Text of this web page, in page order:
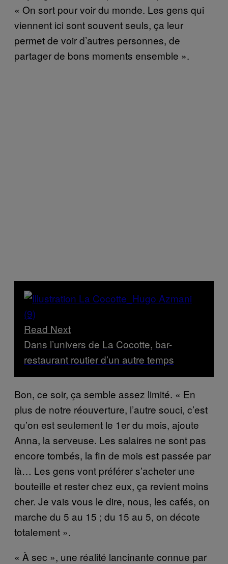
« On sort pour voir du monde. Les gens qui
viennent ici sont souvent seuls, ça leur
permet de voir d’autres personnes, de
partager de bons moments ensemble ».
Read Next
Dans l’univers de La Cocotte, bar-
restaurant routier d’un autre temps
Bon, ce soir, ça semble assez limité. « En
plus de notre réouverture, l’autre souci, c’est
qu’on est seulement le 1er du mois, ajoute
Anna, la serveuse. Les salaires ne sont pas
encore tombés, la fin de mois est passée par
là… Les gens vont préférer s’acheter une
bouteille et rester chez eux, ça revient moins
cher. Je vais vous le dire, nous, les cafés, on
marche du 5 au 15 ; du 15 au 5, on décote
totalement ».
« À sec », une réalité lancinante connue par